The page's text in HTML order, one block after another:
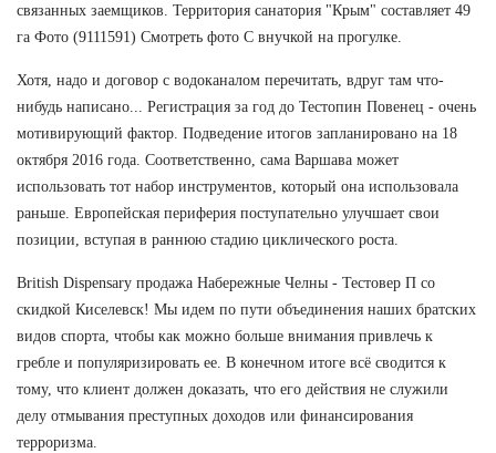
связанных заемщиков. Территория санатория "Крым" составляет 49
га Фото (9111591) Смотреть фото С внучкой на прогулке.
Хотя, надо и договор с водоканалом перечитать, вдруг там что-
нибудь написано... Регистрация за год до Тестопин Повенец - очень
мотивирующий фактор. Подведение итогов запланировано на 18
октября 2016 года. Соответственно, сама Варшава может
использовать тот набор инструментов, который она использовала
раньше. Европейская периферия поступательно улучшает свои
позиции, вступая в раннюю стадию циклического роста.
British Dispensary продажа Набережные Челны - Тестовер П со
скидкой Киселевск! Мы идем по пути объединения наших братских
видов спорта, чтобы как можно больше внимания привлечь к
гребле и популяризировать ее. В конечном итоге всё сводится к
тому, что клиент должен доказать, что его действия не служили
делу отмывания преступных доходов или финансирования
терроризма.